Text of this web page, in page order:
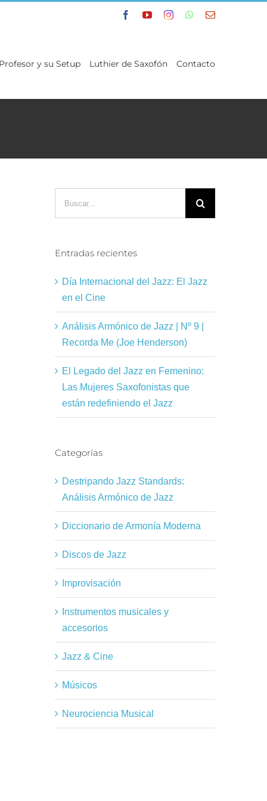
FacebookYouTubeInstagramWhatsApp
Correo
y su Setup Luthier de Saxofón Contacto
Entradas recientes
Día Internacional del Jazz: El Jazz
en el Cine
Análisis Armónico de Jazz | Nº 9 |
Recorda Me (Joe Henderson)
El Legado del Jazz en Femenino:
Las Mujeres Saxofonistas que
están redefiniendo el Jazz
Categorías
Destripando Jazz Standards:
Análisis Armónico de Jazz
Diccionario de Armonía Moderna
Discos de Jazz
Improvisación
Instrumentos musicales y
accesorios
Jazz & Cine
Músicos
Neurociencia Musical